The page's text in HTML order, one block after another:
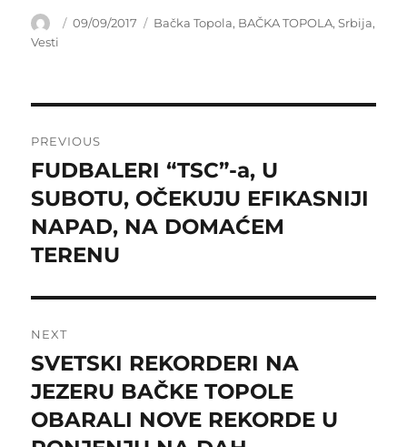
Author
Posted
09/09/2017 Categories
Bačka Topola, BAČKA TOPOLA,Srbija,
Vesti
navigation
PREVIOUS
Previous
post:
FUDBALERI “TSC”-a, U
SUBOTU, OČEKUJU EFIKASNIJI
NAPAD, NA DOMAĆEM
TERENU
NEXT
Next
post:
SVETSKI REKORDERI NA
JEZERU BAČKE TOPOLE
OBARALI NOVE REKORDE U